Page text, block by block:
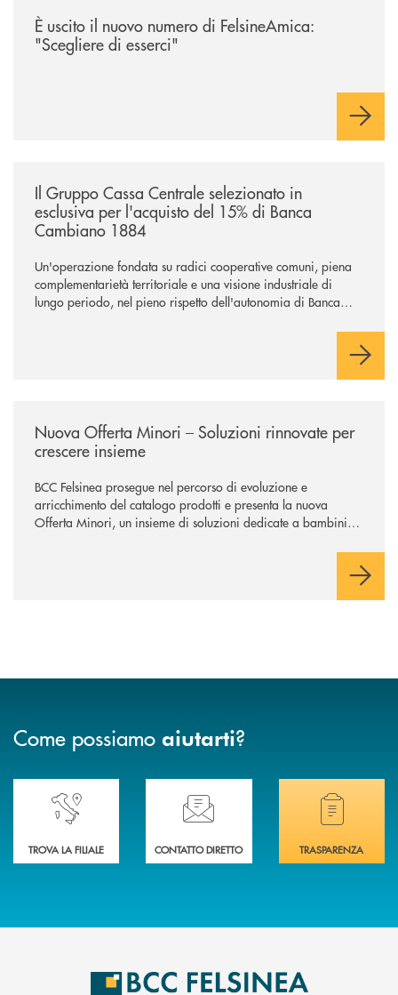
È uscito il nuovo numero di FelsineAmica:
"Scegliere di esserci"
Il Gruppo Cassa Centrale selezionato in
esclusiva per l'acquisto del 15% di Banca
Cambiano 1884
Un'operazione fondata su radici cooperative comuni, piena
complementarietà territoriale e una visione industriale di
lungo periodo, nel pieno rispetto dell'autonomia di Banca
negoziazione esclusiva per la finalizzazione dell’operazione.
Nuova Offerta Minori – Soluzioni rinnovate per
crescere insieme
BCC Felsinea prosegue nel percorso di evoluzione e
arricchimento del catalogo prodotti e presenta la nuova
Offerta Minori, un insieme di soluzioni dedicate a bambini e
sviluppo di una relazione consapevole con il denaro, sempre
Come possiamo aiutarti?
Accedi all' elenco completo delle nostre&nbsp; filiali .
TROVA LA FILIALE
Ti serve assistenza immediata? Contattaci!
CONTATTO DIRETTO
Hai bisogno di
TRASPARENZA